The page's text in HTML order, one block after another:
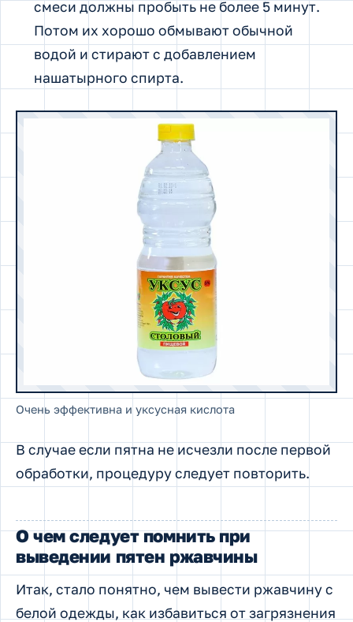
смеси должны пробыть не более 5 минут.
Потом их хорошо обмывают обычной
водой и стирают с добавлением
нашатырного спирта.
Очень эффективна и уксусная кислота
В случае если пятна не исчезли после первой
обработки, процедуру следует повторить.
О чем следует помнить при
выведении пятен ржавчины
Итак, стало понятно, чем вывести ржавчину с
белой одежды, как избавиться от загрязнения